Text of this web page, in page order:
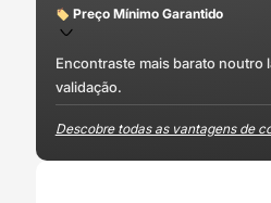
Preço Mínimo Garantido
Encontraste mais barato noutro
validação.
Descobre todas as vantagens de